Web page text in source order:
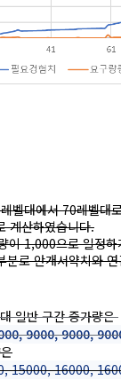
벨대에서 70레벨대
계산하였습니다.
이 1,000으로 일정
분로 안개서약치와
일반 구간 증가량은
9000, 9000,
15000, 16000,